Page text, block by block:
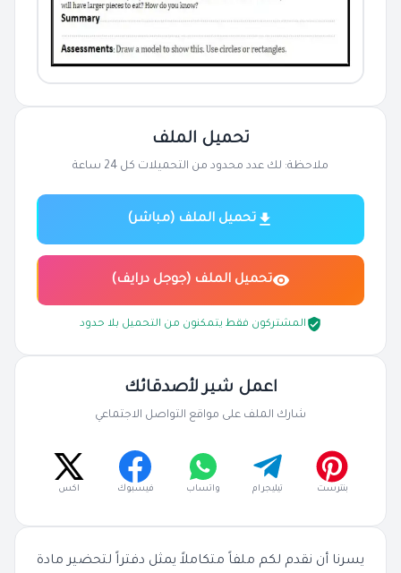
يسرنا أن نقدم لكم ملفاً متكاملاً يمثل دفتراً لتحضير مادة
تحميل الملف
ملاحظة: لك عدد محدود من التحميلات كل 24 ساعة
تحميل الملف (مباشر)
تحميل الملف (جوجل درايف)
المشتركون فقط يتمكنون من التحميل بلا حدود
اعمل شير لأصدقائك
شارك الملف على مواقع التواصل الاجتماعي
بنترست تيليجرام واتساب فيسبوك اكس